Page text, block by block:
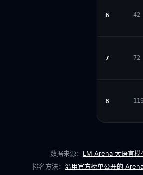
6
7
8
数据来源： LM Arena 大语言模
排名方法： 沿用官方榜单公开的